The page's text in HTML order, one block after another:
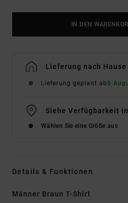
IN DEN
Lieferung nach
Lieferung geplant ab8
Siehe Verfügbarkeit
Wählen Sie eine Größe aus
Details & Funktionen
Männer Braun T-Shirt